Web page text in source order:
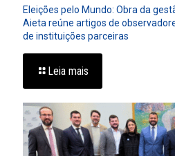
Eleições pelo Mundo: Obra da
Aieta reúne artigos de
de instituições parceiras
Leia mais